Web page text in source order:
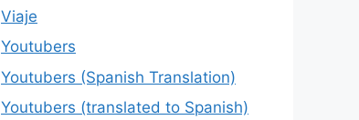
Viaje
Youtubers
Youtubers (Spanish Translation)
Youtubers (translated to Spanish)